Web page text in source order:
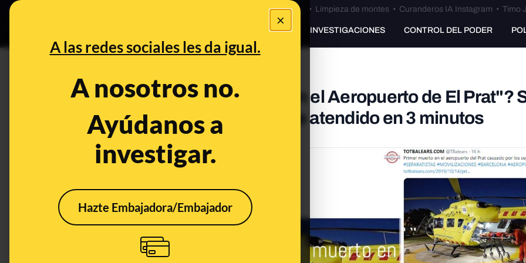
×
A las redes sociales les da igual.
A nosotros no.
Ayúdanos a
investigar.
Hazte Embajadora/Embajador
Bulos Ceuta • Limpieza de montes• Curanderos IA Instagram • Timo
PREBUNKING INVESTIGACIONES CONTROL DEL PODER
¿Qué sabemos sobre el "muerto en el Aeropuerto de El Prat"?
una parada cardiorrespiratoria y fue atendido en 3 minutos
Oct 15, 2019, 12:35:11 PM